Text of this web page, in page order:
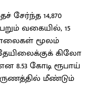
14,870
வகையில், 15
மூலம்
கிலோ
8.53 கோடி ரூபாய்
மீண்டும்